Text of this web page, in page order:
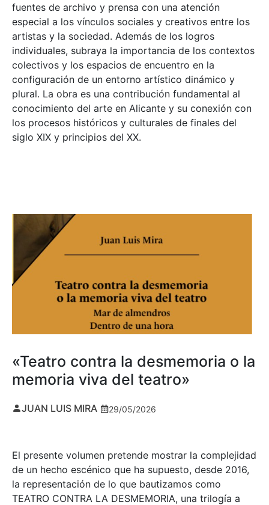
fuentes de archivo y prensa con una atención
especial a los vínculos sociales y creativos entre los
artistas y la sociedad. Además de los logros
individuales, subraya la importancia de los contextos
colectivos y los espacios de encuentro en la
configuración de un entorno artístico dinámico y
plural. La obra es una contribución fundamental al
conocimiento del arte en Alicante y su conexión con
los procesos históricos y culturales de finales del
siglo XIX y principios del XX.
«Teatro contra la desmemoria o la
memoria viva del teatro»
JUAN LUIS MIRA 29/05/2026
El presente volumen pretende mostrar la complejidad
de un hecho escénico que ha supuesto, desde 2016,
la representación de lo que bautizamos como
TEATRO CONTRA LA DESMEMORIA, una trilogía a